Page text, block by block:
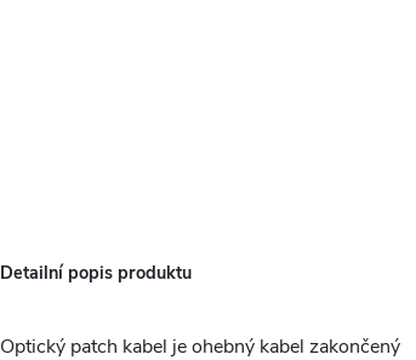
Detailní popis produktu
Optický patch kabel je ohebný kabel zakončený